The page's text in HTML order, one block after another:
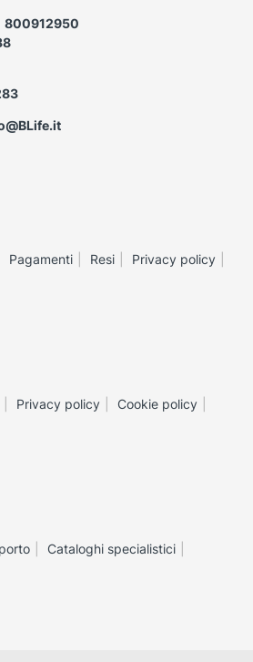
800912950
Pagamenti Resi
Privacy policy
Privacy policy
Cookie policy
Cataloghi specialistici